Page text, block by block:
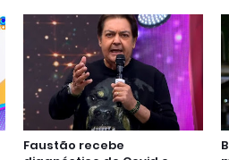
Faustão recebe